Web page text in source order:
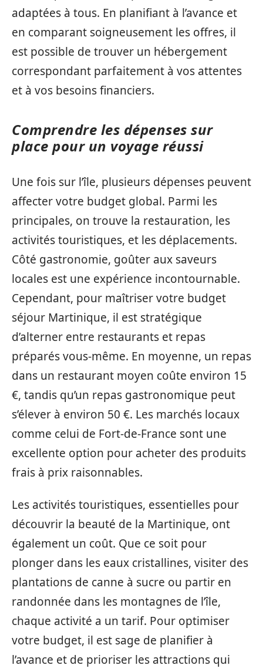
adaptées à tous. En planifiant à l’avance et
en comparant soigneusement les offres, il
est possible de trouver un hébergement
correspondant parfaitement à vos attentes
et à vos besoins financiers.
Comprendre les dépenses sur
place pour un voyage réussi
Une fois sur l’île, plusieurs dépenses peuvent
affecter votre budget global. Parmi les
principales, on trouve la restauration, les
activités touristiques, et les déplacements.
Côté gastronomie, goûter aux saveurs
locales est une expérience incontournable.
Cependant, pour maîtriser votre budget
séjour Martinique, il est stratégique
d’alterner entre restaurants et repas
préparés vous-même. En moyenne, un repas
dans un restaurant moyen coûte environ 15
€, tandis qu’un repas gastronomique peut
s’élever à environ 50 €. Les marchés locaux
comme celui de Fort-de-France sont une
excellente option pour acheter des produits
frais à prix raisonnables.
Les activités touristiques, essentielles pour
découvrir la beauté de la Martinique, ont
également un coût. Que ce soit pour
plonger dans les eaux cristallines, visiter des
plantations de canne à sucre ou partir en
randonnée dans les montagnes de l’île,
chaque activité a un tarif. Pour optimiser
votre budget, il est sage de planifier à
l’avance et de prioriser les attractions qui